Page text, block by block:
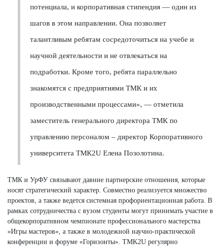
потенциала, и корпоративная стипендия — один из
шагов в этом направлении. Она позволяет
талантливым ребятам сосредоточиться на учебе и
научной деятельности и не отвлекаться на
подработки. Кроме того, ребята параллельно
знакомятся с предприятиями ТМК и их
производственными процессами», — отметила
заместитель генерального директора ТМК по
управлению персоналом – директор Корпоративного
университета ТМК2U Елена Позолотина.
ТМК и УрФУ связывают давние партнерские отношения, которые
носят стратегический характер. Совместно реализуется множество
проектов, а также ведется системная профориентационная работа. В
рамках сотрудничества с вузом студенты могут принимать участие в
общекорпоративном чемпионате профессионального мастерства
«Игры мастеров», а также в молодежной научно-практической
конференции и форуме «Горизонты». TMK2U регулярно